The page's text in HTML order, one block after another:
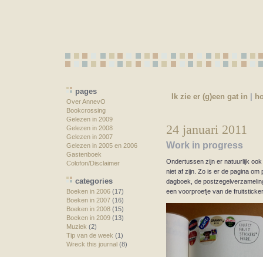
pages
Over AnnevO
Bookcrossing
Gelezen in 2009
Gelezen in 2008
Gelezen in 2007
Gelezen in 2005 en 2006
Gastenboek
Colofon/Disclaimer
categories
Boeken in 2006(17)
Boeken in 2007(16)
Boeken in 2008(15)
Boeken in 2009(13)
Muziek (2)
Tip van de week (1)
Wreck this journal (8)
Ik zie er (g)een gat in
24 januari 2011
Work in progress
Ondertussen zijn er natuurlijk
niet af zijn. Zo is er de pagina
dagboek, de
een voorproefje van de